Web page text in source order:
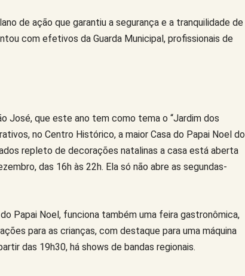
de ação que garantiu a segurança e a tranquilidade de
com efetivos da Guarda Municipal, profissionais de
José, que este ano tem como tema o “Jardim dos
no Centro Histórico, a maior Casa do Papai Noel do
repleto de decorações natalinas a casa está aberta
das 16h às 22h. Ela só não abre as segundas-
Papai Noel, funciona também uma feira gastronômica,
para as crianças, com destaque para uma máquina
das 19h30, há shows de bandas regionais.